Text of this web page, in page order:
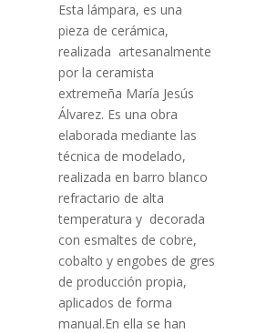
Esta lámpara, es una
pieza de cerámica,
realizada artesanalmente
por la ceramista
extremeña María Jesús
Álvarez. Es una obra
elaborada mediante las
técnica de modelado,
realizada en barro blanco
refractario de alta
temperatura y decorada
con esmaltes de cobre,
cobalto y engobes de gres
de producción propia,
aplicados de forma
manual.En ella se han